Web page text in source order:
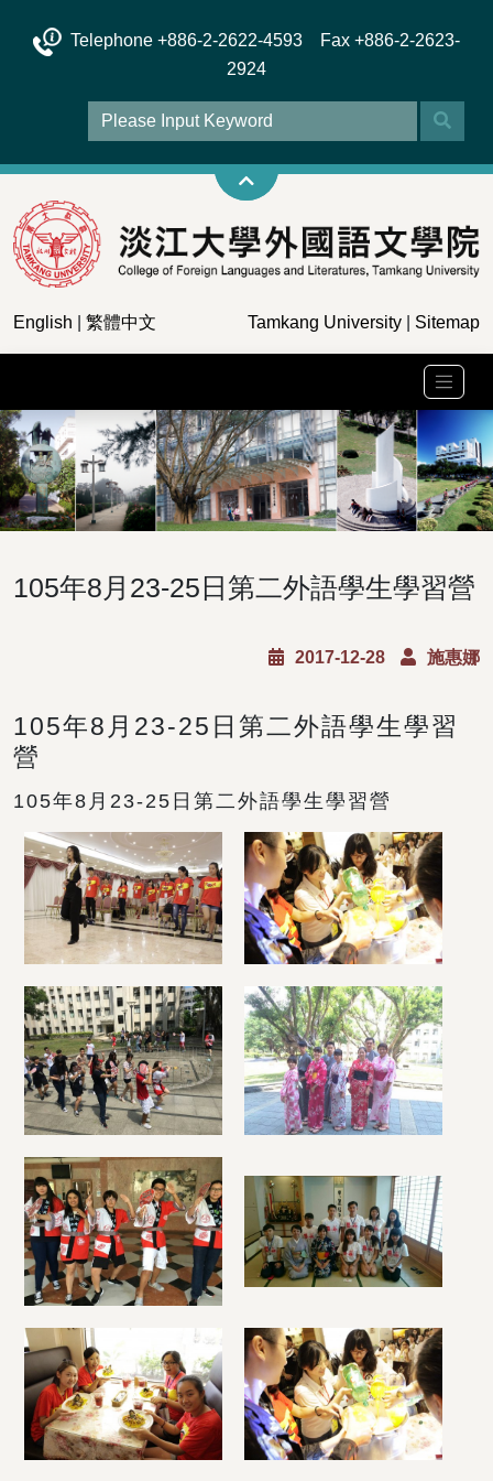
Telephone +886-2-2622-4593 Fax +886-2-2623-
2924
English 繁體中文 Tamkang University Sitemap
105年8月23-25日第二外語學生學習營
2017-12-28 施惠娜
105年8月23-25日第二外語學生學習
營
105年8月23-25日第二外語學生學習營